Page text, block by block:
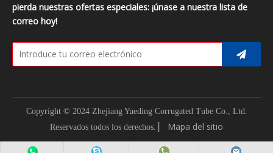
pierda nuestras ofertas especiales: ¡únase a nuestra lista de
correo hoy!
Copyright © 2024 Zhejiang Yueding Corrugated Tube Co., Ltd.
Reservados todos los derechos.
Mapa del sitio